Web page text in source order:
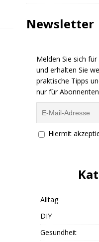
Newsletter
Melden Sie sich
und erhalten Sie
praktische Tipps
nur für
Hiermit
Alltag
DIY
Gesundheit